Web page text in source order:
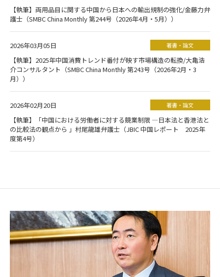
【執筆】両用品目に関する中国から日本への輸出規制の強化/金藤力弁
護士（SMBC China Monthly 第244号（2026年4月・5月））
2026年03月05日 著書・論文
【執筆】2025年中国消費トレンド番付が映す市場構造の転換/大亀浩
介コンサルタント（SMBC China Monthly 第243号（2026年2月・3
月））
2026年02月20日 著書・論文
【執筆】「中国における労働者に対する競業制限 ―日本法と香港法と
の比較法の観点から 」村尾龍雄弁護士（JBIC 中国レポート 2025年
度第4号）